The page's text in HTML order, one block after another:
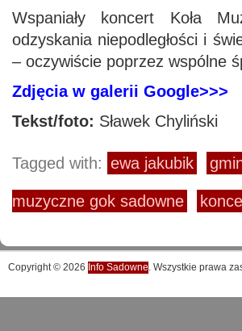
Wspaniały koncert Koła
odzyskania niepodległości i
– oczywiście poprzez wspólne
Zdjęcia w galerii Google>>>
Tekst/foto: Sławek Chyliński
Tagged with: ewa jakubik
muzyczne gok sadowne
Copyright © 2026 Info Sadowne. Wszystkie prawa